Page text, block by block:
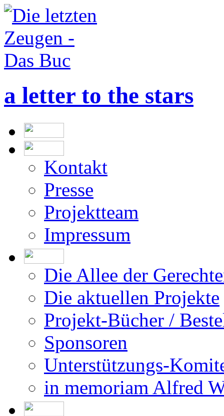
a letter to the stars
Kontakt
Presse
Projektteam
Impressum
Die Allee der
Die aktuellen Projekte
Projekt-Bücher /
Sponsoren
Unterstützungs-
in memoriam Alfred